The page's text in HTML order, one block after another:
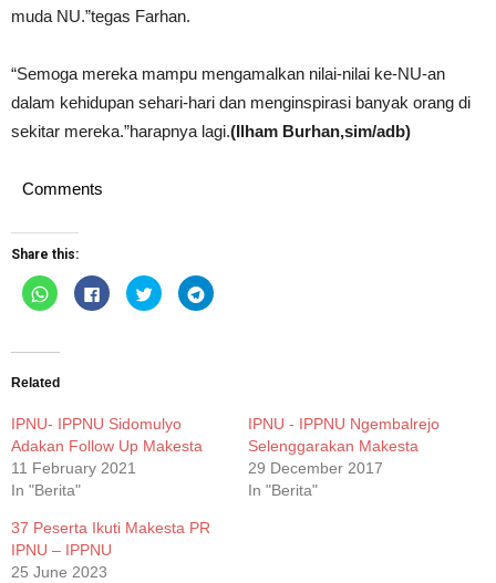
muda NU.”tegas Farhan.
“Semoga mereka mampu mengamalkan nilai-nilai ke-NU-an
dalam kehidupan sehari-hari dan menginspirasi banyak orang di
sekitar mereka.”harapnya lagi.(Ilham Burhan,sim/adb)
Comments
Share this:
Click
to
share
(Opens
new
Click
to
share
Click
to
share
Click
to
Related
IPNU- IPPNU Sidomulyo
Adakan Follow Up Makesta
11 February 2021
In "Berita"
IPNU - IPPNU Ngembalrejo
Selenggarakan Makesta
29 December 2017
In "Berita"
37 Peserta Ikuti Makesta PR
IPNU – IPPNU
25 June 2023